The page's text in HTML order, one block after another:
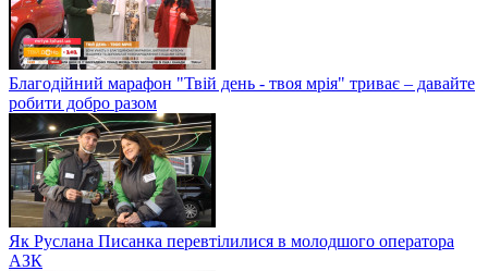
Благодійний марафон "Твій день - твоя мрія" триває – давайте
робити добро разом
Як Руслана Писанка перевтілилися в молодшого оператора
АЗК